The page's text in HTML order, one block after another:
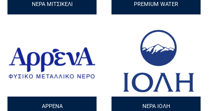
ΝΕΡΆ ΜΙΤΣΙΚΈΛΙ PREMIUM WATER
ΑΡΡΈΝΑ ΝΕΡΆ ΙΟΛΗ